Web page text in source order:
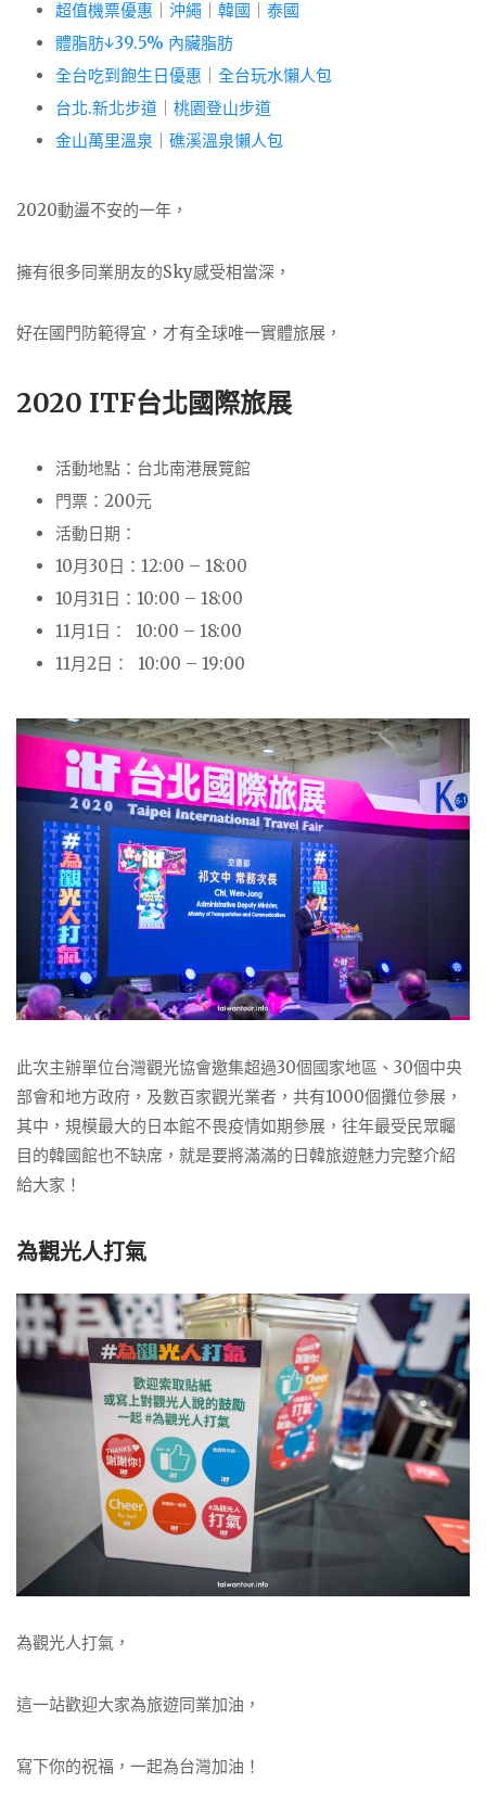
超值機票優惠 沖繩 韓國
泰國
體脂肪↓39.5% 內臟脂肪
全台吃到飽生日優惠
全台玩水懶人包
台北.新北步道
桃園登山步道
金山萬里溫泉
礁溪溫泉懶人包
2020動盪不安的一年，
擁有很多同業朋友的Sky感受相當深，
好在國門防範得宜，才有全球唯一實體旅展，
2020 ITF台北國際旅展
活動地點：台北南港展覽館
門票：200元
活動日期：
10月30日：12:00 – 18:00
10月31日：10:00 – 18:00
11月1日： 10:00 – 18:00
11月2日： 10:00 – 19:00
此次主辦單位台灣觀光協會邀集超過30個國家地區、30個中央
部會和地方政府，及數百家觀光業者，共有1000個攤位參展，
其中，規模最大的日本館不畏疫情如期參展，往年最受民眾矚
目的韓國館也不缺席，就是要將滿滿的日韓旅遊魅力完整介紹
給大家！
為觀光人打氣
為觀光人打氣，
這一站歡迎大家為旅遊同業加油，
寫下你的祝福，一起為台灣加油！